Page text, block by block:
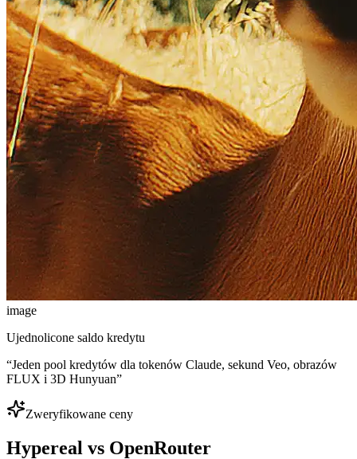
image
Ujednolicone saldo kredytu
“Jeden pool kredytów dla tokenów Claude, sekund Veo, obrazów
FLUX i 3D Hunyuan”
Zweryfikowane ceny
Hypereal vs OpenRouter